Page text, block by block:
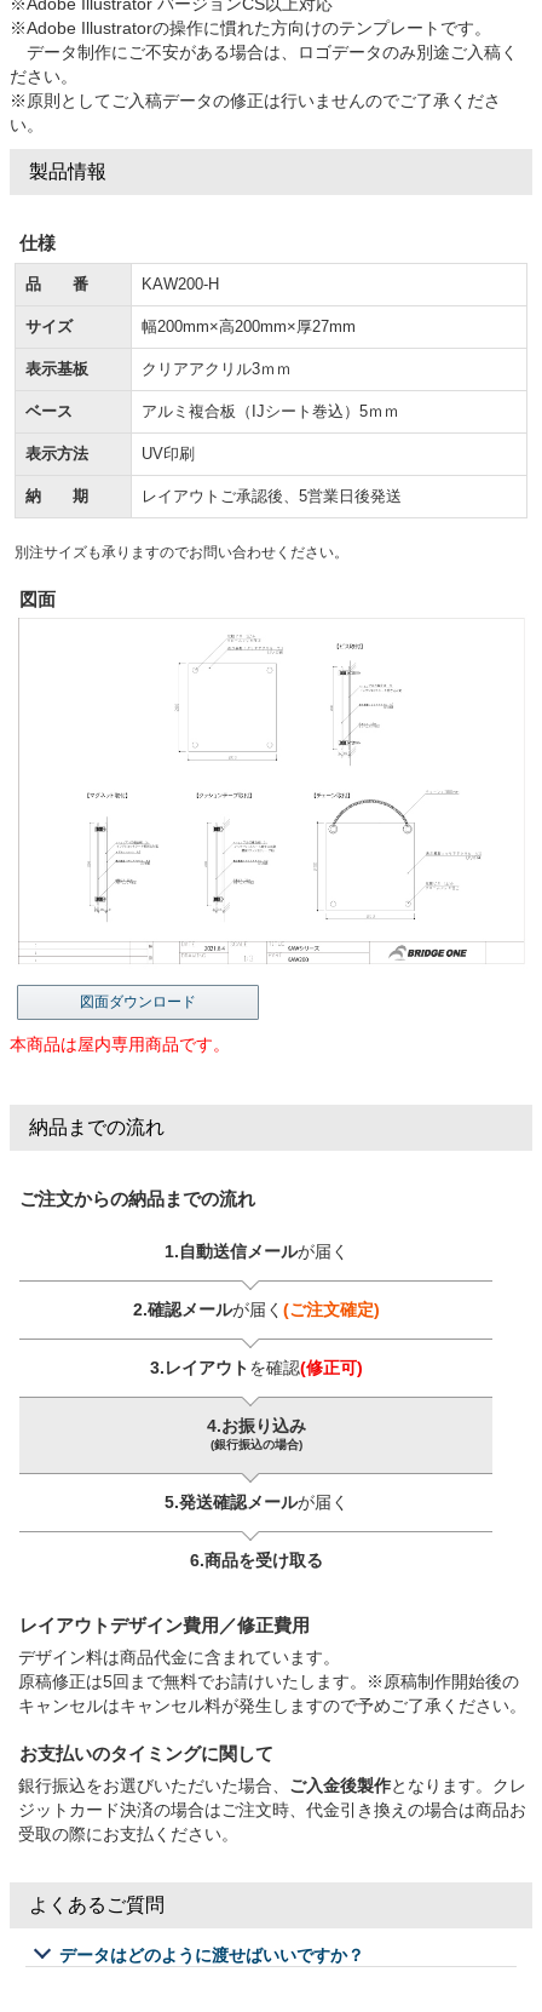
※Adobe Illustratorの操作に慣れた方向けのテンプレートです。
データ制作にご不安がある場合は、ロゴデータのみ別途ご入稿く
ださい。
※原則としてご入稿データの修正は行いませんのでご了承くださ
い。
製品情報
仕様
品 番 KAW200-H
サイズ 幅200mm×高200mm×厚27mm
表示基板 クリアアクリル3ｍｍ
ベース アルミ複合板（IJシート巻込）5ｍｍ
表示方法 UV印刷
納 期 レイアウトご承認後、5営業日後発送
別注サイズも承りますのでお問い合わせください。
図面
図面ダウンロード
本商品は屋内専用商品です。
納品までの流れ
ご注文からの納品までの流れ
1.自動送信メールが届く
2.確認メールが届く (ご注文確定)
3.レイアウトを確認(修正可)
4.お振り込み
(銀行振込の場合)
5.発送確認メールが届く
6.商品を受け取る
レイアウトデザイン費用／修正費用
デザイン料は商品代金に含まれています。
原稿修正は5回まで無料でお請けいたします。※原稿制作開始後の
キャンセルはキャンセル料が発生しますので予めご了承ください。
お支払いのタイミングに関して
銀行振込をお選びいただいた場合、 ご入金後製作となります。クレ
ジットカード決済の場合はご注文時、代金引き換えの場合は商品お
受取の際にお支払ください。
よくあるご質問
データはどのように渡せばいいですか？